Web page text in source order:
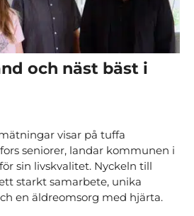
och näst bäst i
visar på tuffa
seniorer, landar kommunen i
sin livskvalitet. Nyckeln till
starkt samarbete, unika
en äldreomsorg med hjärta.